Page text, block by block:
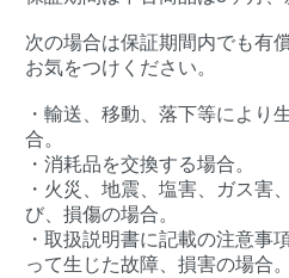
次の場合は保証期間内でも有
お気をつけください。
・輸送、移動、落下等により
合。
・消耗品を交換する場合。
・火災、地震、塩害、ガス害
び、損傷の場合。
・取扱説明書に記載の注意事
って生じた故障、損害の場合。